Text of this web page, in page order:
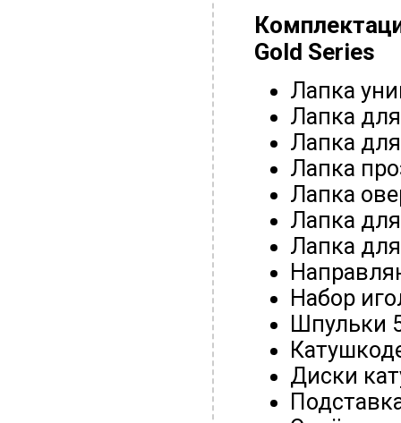
Gold Series
Лапка
Лапка
Лапка
Лапка
Лапка
Лапка
Лапка
Набор
Шпульки
Диски